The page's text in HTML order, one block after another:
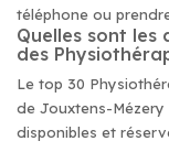
téléphone ou
Quelles sont les
des
Le top 30
de Jouxtens-
disponibles et